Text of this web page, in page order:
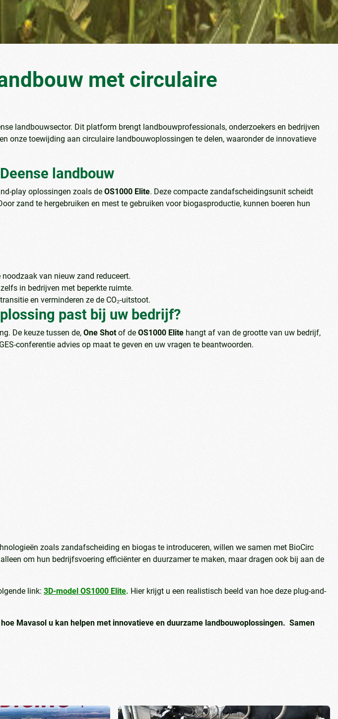
met circulaire
landbouwsector. Dit platform brengt landbouwprofessionals, onderzoekers en bedrijven
onze toewijding aan circulaire landbouwoplossingen te delen, waaronder de innovatieve
landbouw
play oplossingen zoals de OS1000 Elite. Deze compacte zandafscheidingsunit scheidt
zand te hergebruiken en mest te gebruiken voor biogasproductie, kunnen boeren hun
van nieuw zand reduceert.
in bedrijven met beperkte ruimte.
en verminderen ze de CO₂-uitstoot.
past bij uw bedrijf?
De keuze tussen de, One Shotof de OS1000 Elite hangt af van de grootte van uw bedrijf,
conferentie advies op maat te geven en uw vragen te beantwoorden.
zoals zandafscheiding en biogas te introduceren, willen we samen met BioCirc
om hun bedrijfsvoering efficiënter en duurzamer te maken, maar dragen ook bij aan de
link: 3D-model OS1000 Elite. Hier krijgt u een realistisch beeld van hoe deze plug-and-
Mavasol u kan helpen met innovatieve en duurzame landbouwoplossingen. Samen